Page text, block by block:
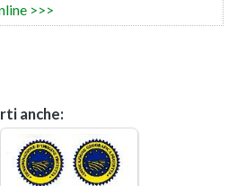
>>>
anche: